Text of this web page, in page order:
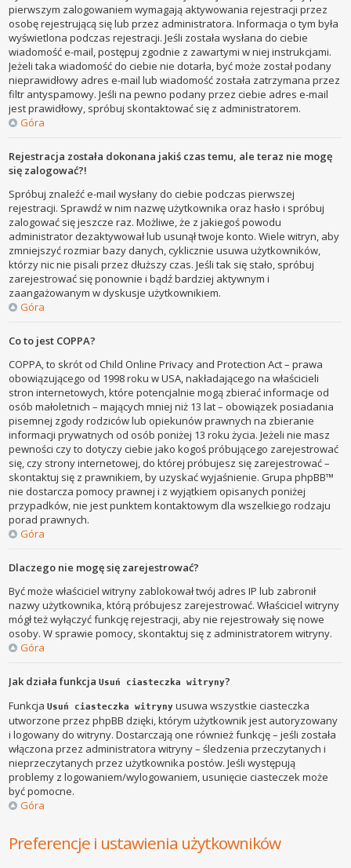
pierwszym zalogowaniem wymagają aktywowania rejestracji przez
osobę rejestrującą się lub przez administratora. Informacja o tym była
wyświetlona podczas rejestracji. Jeśli została wysłana do ciebie
wiadomość e-mail, postępuj zgodnie z zawartymi w niej instrukcjami.
Jeżeli taka wiadomość do ciebie nie dotarła, być może został podany
nieprawidłowy adres e-mail lub wiadomość została zatrzymana przez
filtr antyspamowy. Jeśli na pewno podany przez ciebie adres e-mail
jest prawidłowy, spróbuj skontaktować się z administratorem.
Góra
Rejestracja została dokonana jakiś czas temu, ale teraz nie mogę
się zalogować?!
Spróbuj znaleźć e-mail wysłany do ciebie podczas pierwszej
rejestracji. Sprawdź w nim nazwę użytkownika oraz hasło i spróbuj
zalogować się jeszcze raz. Możliwe, że z jakiegoś powodu
administrator dezaktywował lub usunął twoje konto. Wiele witryn, aby
zmniejszyć rozmiar bazy danych, cyklicznie usuwa użytkowników,
którzy nic nie pisali przez dłuższy czas. Jeśli tak się stało, spróbuj
zarejestrować się ponownie i bądź bardziej aktywnym i
zaangażowanym w dyskusje użytkownikiem.
Góra
Co to jest COPPA?
COPPA, to skrót od Child Online Privacy and Protection Act – prawa
obowiązującego od 1998 roku w USA, nakładającego na właścicieli
stron internetowych, które potencjalnie mogą zbierać informacje od
osób małoletnich – mających mniej niż 13 lat – obowiązek posiadania
pisemnej zgody rodziców lub opiekunów prawnych na zbieranie
informacji prywatnych od osób poniżej 13 roku życia. Jeżeli nie masz
pewności czy to dotyczy ciebie jako kogoś próbującego zarejestrować
się, czy strony internetowej, do której próbujesz się zarejestrować –
skontaktuj się z prawnikiem, by uzyskać wyjaśnienie. Grupa phpBB™
nie dostarcza pomocy prawnej i z wyjątkiem opisanych poniżej
przypadków, nie jest punktem kontaktowym dla wszelkiego rodzaju
porad prawnych.
Góra
Dlaczego nie mogę się zarejestrować?
Być może właściciel witryny zablokował twój adres IP lub zabronił
nazwy użytkownika, którą próbujesz zarejestrować. Właściciel witryny
mógł też wyłączyć funkcję rejestracji, aby nie rejestrowały się nowe
osoby. W sprawie pomocy, skontaktuj się z administratorem witryny.
Góra
Jak działa funkcjaUsuń ciasteczka witryny?
FunkcjaUsuń ciasteczka witryny usuwa wszystkie ciasteczka
utworzone przez phpBB dzięki, którym użytkownik jest autoryzowany
i logowany do witryny. Dostarczają one również funkcję – jeśli została
włączona przez administratora witryny – śledzenia przeczytanych i
nieprzeczytanych przez użytkownika postów. Jeśli występują
problemy z logowaniem/wylogowaniem, usunięcie ciasteczek może
być pomocne.
Góra
Preferencje i ustawienia użytkowników